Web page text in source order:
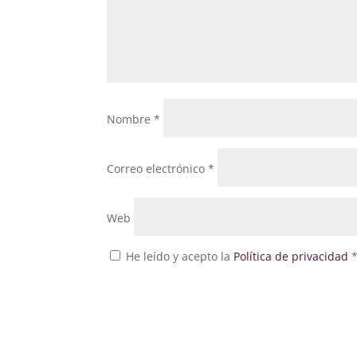
Nombre*
Correo electrónico*
Web
He leído y acepto la Política de privacidad